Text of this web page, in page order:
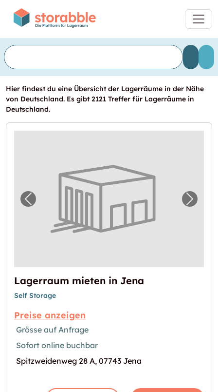
Hier findest du eine Übersicht der Lagerräume in der Nähe
von Deutschland. Es gibt 2121 Treffer für Lagerräume in
Deutschland.
Vorheriges Bild für "Lagerraum mieten in
Lagerraum mieten in Jena
Self Storage
Preise anzeigen
Grösse auf Anfrage
Sofort online buchbar
Spitzweidenweg 28 A, 07743 Jena